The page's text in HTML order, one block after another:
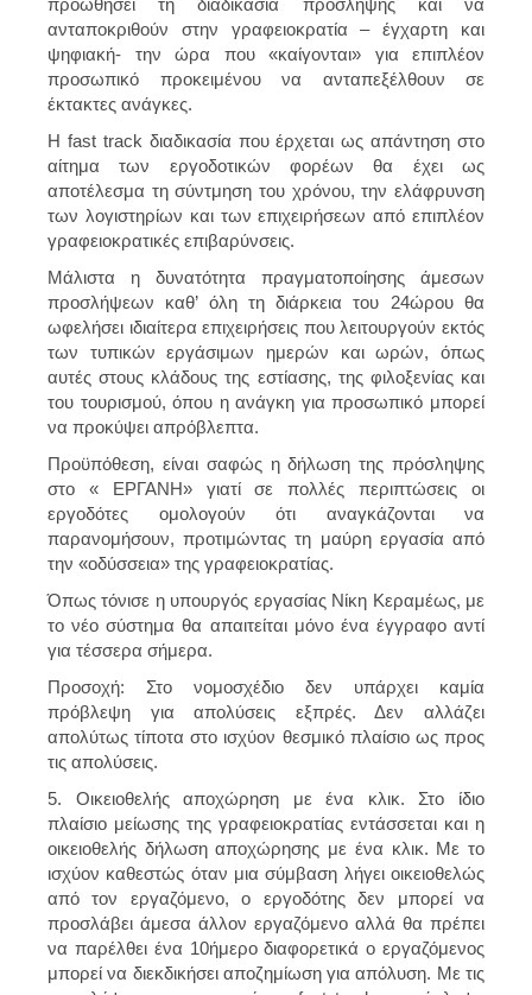
ανταποκριθούν στην γραφειοκρατία – έγχαρτη και
ψηφιακή- την ώρα που «καίγονται» για επιπλέον
προσωπικό προκειμένου να ανταπεξέλθουν σε
έκτακτες ανάγκες.
Η fast track διαδικασία που έρχεται ως απάντηση στο
αίτημα των εργοδοτικών φορέων θα έχει ως
αποτέλεσμα τη σύντμηση του χρόνου, την ελάφρυνση
των λογιστηρίων και των επιχειρήσεων από επιπλέον
γραφειοκρατικές επιβαρύνσεις.
Μάλιστα η δυνατότητα πραγματοποίησης άμεσων
προσλήψεων καθ’ όλη τη διάρκεια του 24ώρου θα
ωφελήσει ιδιαίτερα επιχειρήσεις που λειτουργούν εκτός
των τυπικών εργάσιμων ημερών και ωρών, όπως
αυτές στους κλάδους της εστίασης, της φιλοξενίας και
του τουρισμού, όπου η ανάγκη για προσωπικό μπορεί
να προκύψει απρόβλεπτα.
Προϋπόθεση, είναι σαφώς η δήλωση της πρόσληψης
στο « ΕΡΓΑΝΗ» γιατί σε πολλές περιπτώσεις οι
εργοδότες ομολογούν ότι αναγκάζονται να
παρανομήσουν, προτιμώντας τη μαύρη εργασία από
την «οδύσσεια» της γραφειοκρατίας.
Όπως τόνισε η υπουργός εργασίας Νίκη Κεραμέως, με
το νέο σύστημα θα απαιτείται μόνο ένα έγγραφο αντί
για τέσσερα σήμερα.
Προσοχή: Στο νομοσχέδιο δεν υπάρχει καμία
πρόβλεψη για απολύσεις εξπρές. Δεν αλλάζει
απολύτως τίποτα στο ισχύον θεσμικό πλαίσιο ως προς
τις απολύσεις.
5. Οικειοθελής αποχώρηση με ένα κλικ. Στο ίδιο
πλαίσιο μείωσης της γραφειοκρατίας εντάσσεται και η
οικειοθελής δήλωση αποχώρησης με ένα κλικ. Με το
ισχύον καθεστώς όταν μια σύμβαση λήγει οικειοθελώς
από τον εργαζόμενο, ο εργοδότης δεν μπορεί να
προσλάβει άμεσα άλλον εργαζόμενο αλλά θα πρέπει
να παρέλθει ένα 10ήμερο διαφορετικά ο εργαζόμενος
μπορεί να διεκδικήσει αποζημίωση για απόλυση. Με τις